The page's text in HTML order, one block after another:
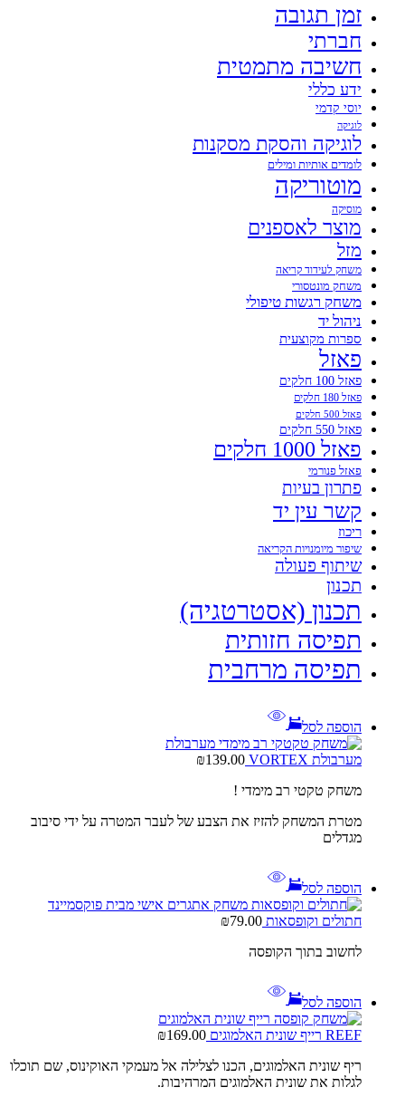
זמן תגובה
חברתי
חשיבה מתמטית
ידע כללי
יוסי קדמי
לוגיקה
לוגיקה והסקת מסקנות
לומדים אותיות ומילים
מוטוריקה
מוסיקה
מוצר לאספנים
מזל
משחק לעידוד קריאה
משחק מונטסורי
משחק רגשות טיפולי
ניהול יד
ספרות מקוצעית
פאזל
פאזל 100 חלקים
פאזל 180 חלקים
פאזל 500 חלקים
פאזל 550 חלקים
פאזל 1000 חלקים
פאזל פנורמי
פתרון בעיות
קשר עין יד
ריכוז
שיפור מיומנויות הקריאה
שיתוף פעולה
תכנון
תכנון (אסטרטגיה)
תפיסה חזותית
תפיסה מרחבית
הוספה לסל
מערבולת VORTEX ₪139.00
משחק טקטי רב מימדי !
מטרת המשחק להזיז את הצבע של לעבר המטרה על ידי סיבוב
מגדלים
הוספה לסל
חתולים וקופסאות ₪79.00
לחשוב בתוך הקופסה
הוספה לסל
REEF רייף שונית האלמוגים ₪169.00
ריף שונית האלמוגים, הכנו לצלילה אל מעמקי האוקינוס, שם תוכלו
לגלות את שונית האלמוגים המרהיבות.